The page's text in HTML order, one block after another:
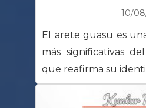
10/
El arete guasu es
más significativas
que reafirma su